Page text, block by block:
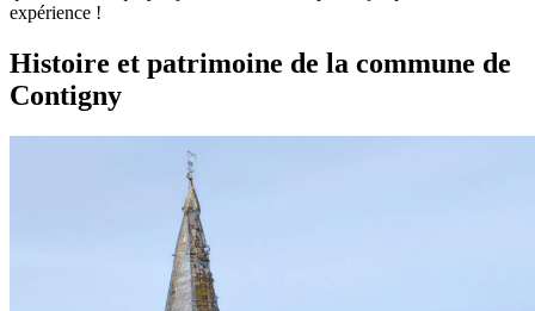
expérience !
Histoire et patrimoine de la commune de
Contigny